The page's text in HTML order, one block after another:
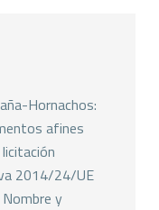
Hornachos:
afines
2014/24/UE
y